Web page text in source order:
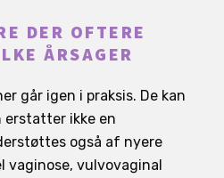
DER OFTERE
ÅRSAGER
går igen i praksis. De kan
erstatter ikke en
også af nyere
vaginose, vulvovaginal